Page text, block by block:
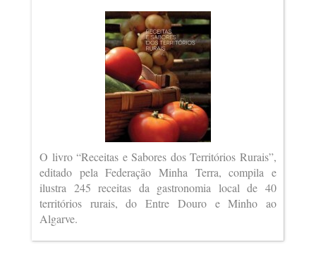
O livro “Receitas e Sabores dos Territórios Rurais”,
editado pela Federação Minha Terra, compila e
ilustra 245 receitas da gastronomia local de 40
territórios rurais, do Entre Douro e Minho ao
Algarve.